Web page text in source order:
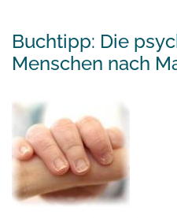
Buchtipp: Die
Menschen nach